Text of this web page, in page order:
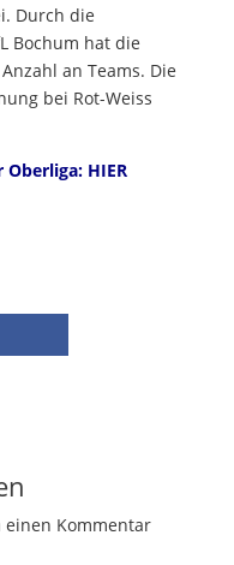
Durch die
Bochum hat die
an Teams. Die
bei Rot-Weiss
Oberliga: HIER
Kommentar